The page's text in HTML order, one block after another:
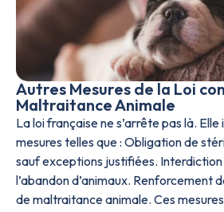
Autres Mesures de la Loi
Maltraitance Animale
La loi française ne s’arrête pas là.
mesures telles que : Obligation de
sauf exceptions justifiées.
l’abandon d’animaux. Renforcement
de maltraitance animale. Ces